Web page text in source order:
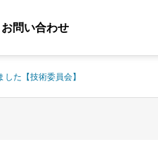
お問い合わせ
た【技術委員会】